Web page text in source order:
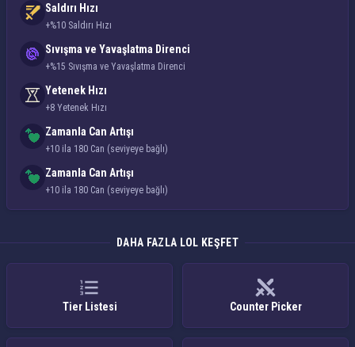
Saldırı Hızı
+%10 Saldırı Hızı
Sıvışma ve Yavaşlatma Direnci
+%15 Sıvışma ve Yavaşlatma Direnci
Yetenek Hızı
+8 Yetenek Hızı
Zamanla Can Artışı
+10 ila 180 Can (seviyeye bağlı)
Zamanla Can Artışı
+10 ila 180 Can (seviyeye bağlı)
DAHA FAZLA LOL KEŞFET
Tier Listesi Counter Picker